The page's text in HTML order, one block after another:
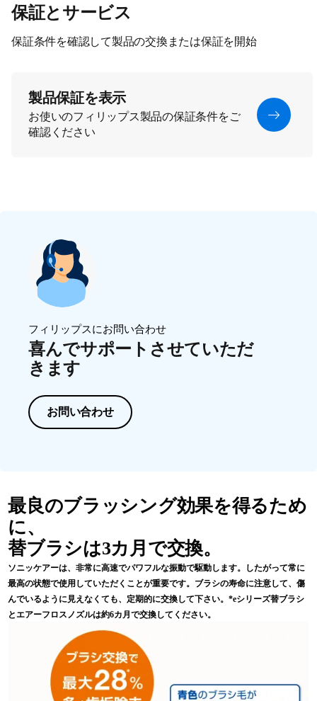
保証とサービス
保証条件を確認して製品の交換または保証を開始
製品保証を表示
お使いのフィリップス製品の保証条件をご
確認ください
フィリップスにお問い合わせ
喜んでサポートさせていただ
きます
お問い合わせ
最良のブラッシング効果を得るため
に、
替ブラシは3カ月で交換。
ソニッケアーは、非常に高速でパワフルな振動で駆動します。したがって常に
最高の状態で使用していただくことが重要です。ブラシの寿命に注意して、傷
んでいるように見えなくても、定期的に交換して下さい。*eシリーズ替ブラシ
とエアーフロスノズルは約6カ月で交換してください。